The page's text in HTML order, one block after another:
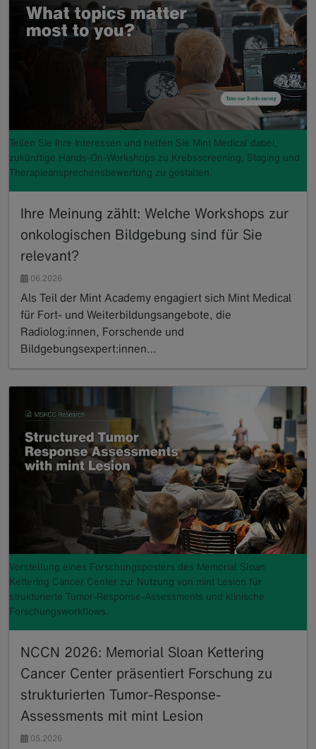
Teilen Sie Ihre Interessen und helfen Sie Mint Medical dabei,
zukünftige Hands-On-Workshops zu Krebsscreening, Staging und
Therapieansprechensbewertung zu gestalten.
Ihre Meinung zählt: Welche Workshops zur
onkologischen Bildgebung sind für Sie
relevant?
06.2026
Als Teil der Mint Academy engagiert sich Mint Medical
für Fort- und Weiterbildungsangebote, die
Radiolog:innen, Forschende und
Bildgebungsexpert:innen…
Vorstellung eines Forschungsposters des Memorial Sloan
Kettering Cancer Center zur Nutzung von mint Lesion für
strukturierte Tumor-Response-Assessments und klinische
Forschungsworkflows.
NCCN 2026: Memorial Sloan Kettering
Cancer Center präsentiert Forschung zu
strukturierten Tumor-Response-
Assessments mit mint Lesion
05.2026